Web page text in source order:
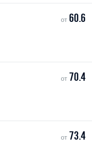
от60.6
от 70.4
от 73.4